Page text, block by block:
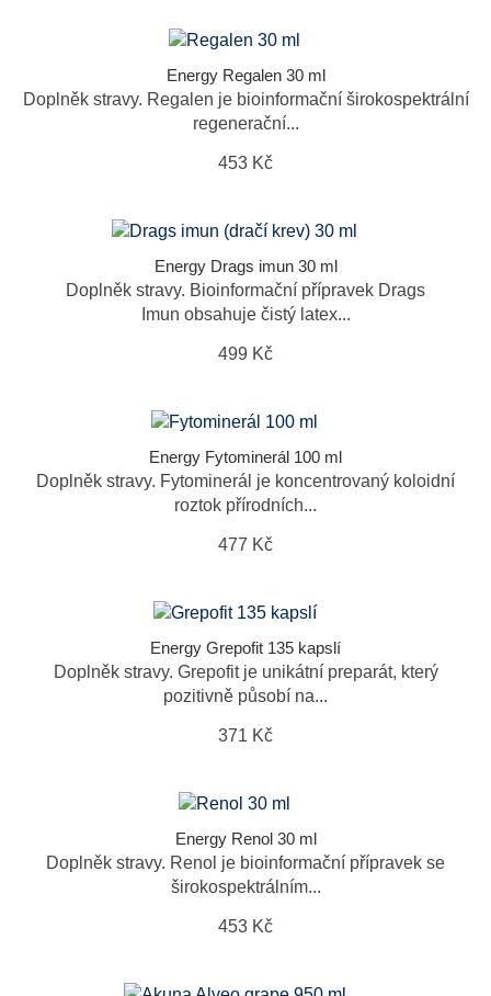
Energy Regalen 30 ml
Doplněk stravy. Regalen je bioinformační širokospektrální
regenerační...
453 Kč
Energy Drags imun 30 ml
Doplněk stravy. Bioinformační přípravek Drags
Imun obsahuje čistý latex...
499 Kč
Energy Fytominerál 100 ml
Doplněk stravy. Fytominerál je koncentrovaný koloidní
roztok přírodních...
477 Kč
Energy Grepofit 135 kapslí
Doplněk stravy. Grepofit je unikátní preparát, který
pozitivně působí na...
371 Kč
Energy Renol 30 ml
Doplněk stravy. Renol je bioinformační přípravek se
širokospektrálním...
453 Kč